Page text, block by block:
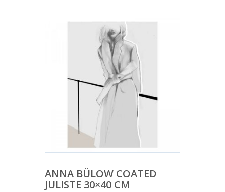
ANNA BÜLOW COATED
JULISTE 30×40 CM